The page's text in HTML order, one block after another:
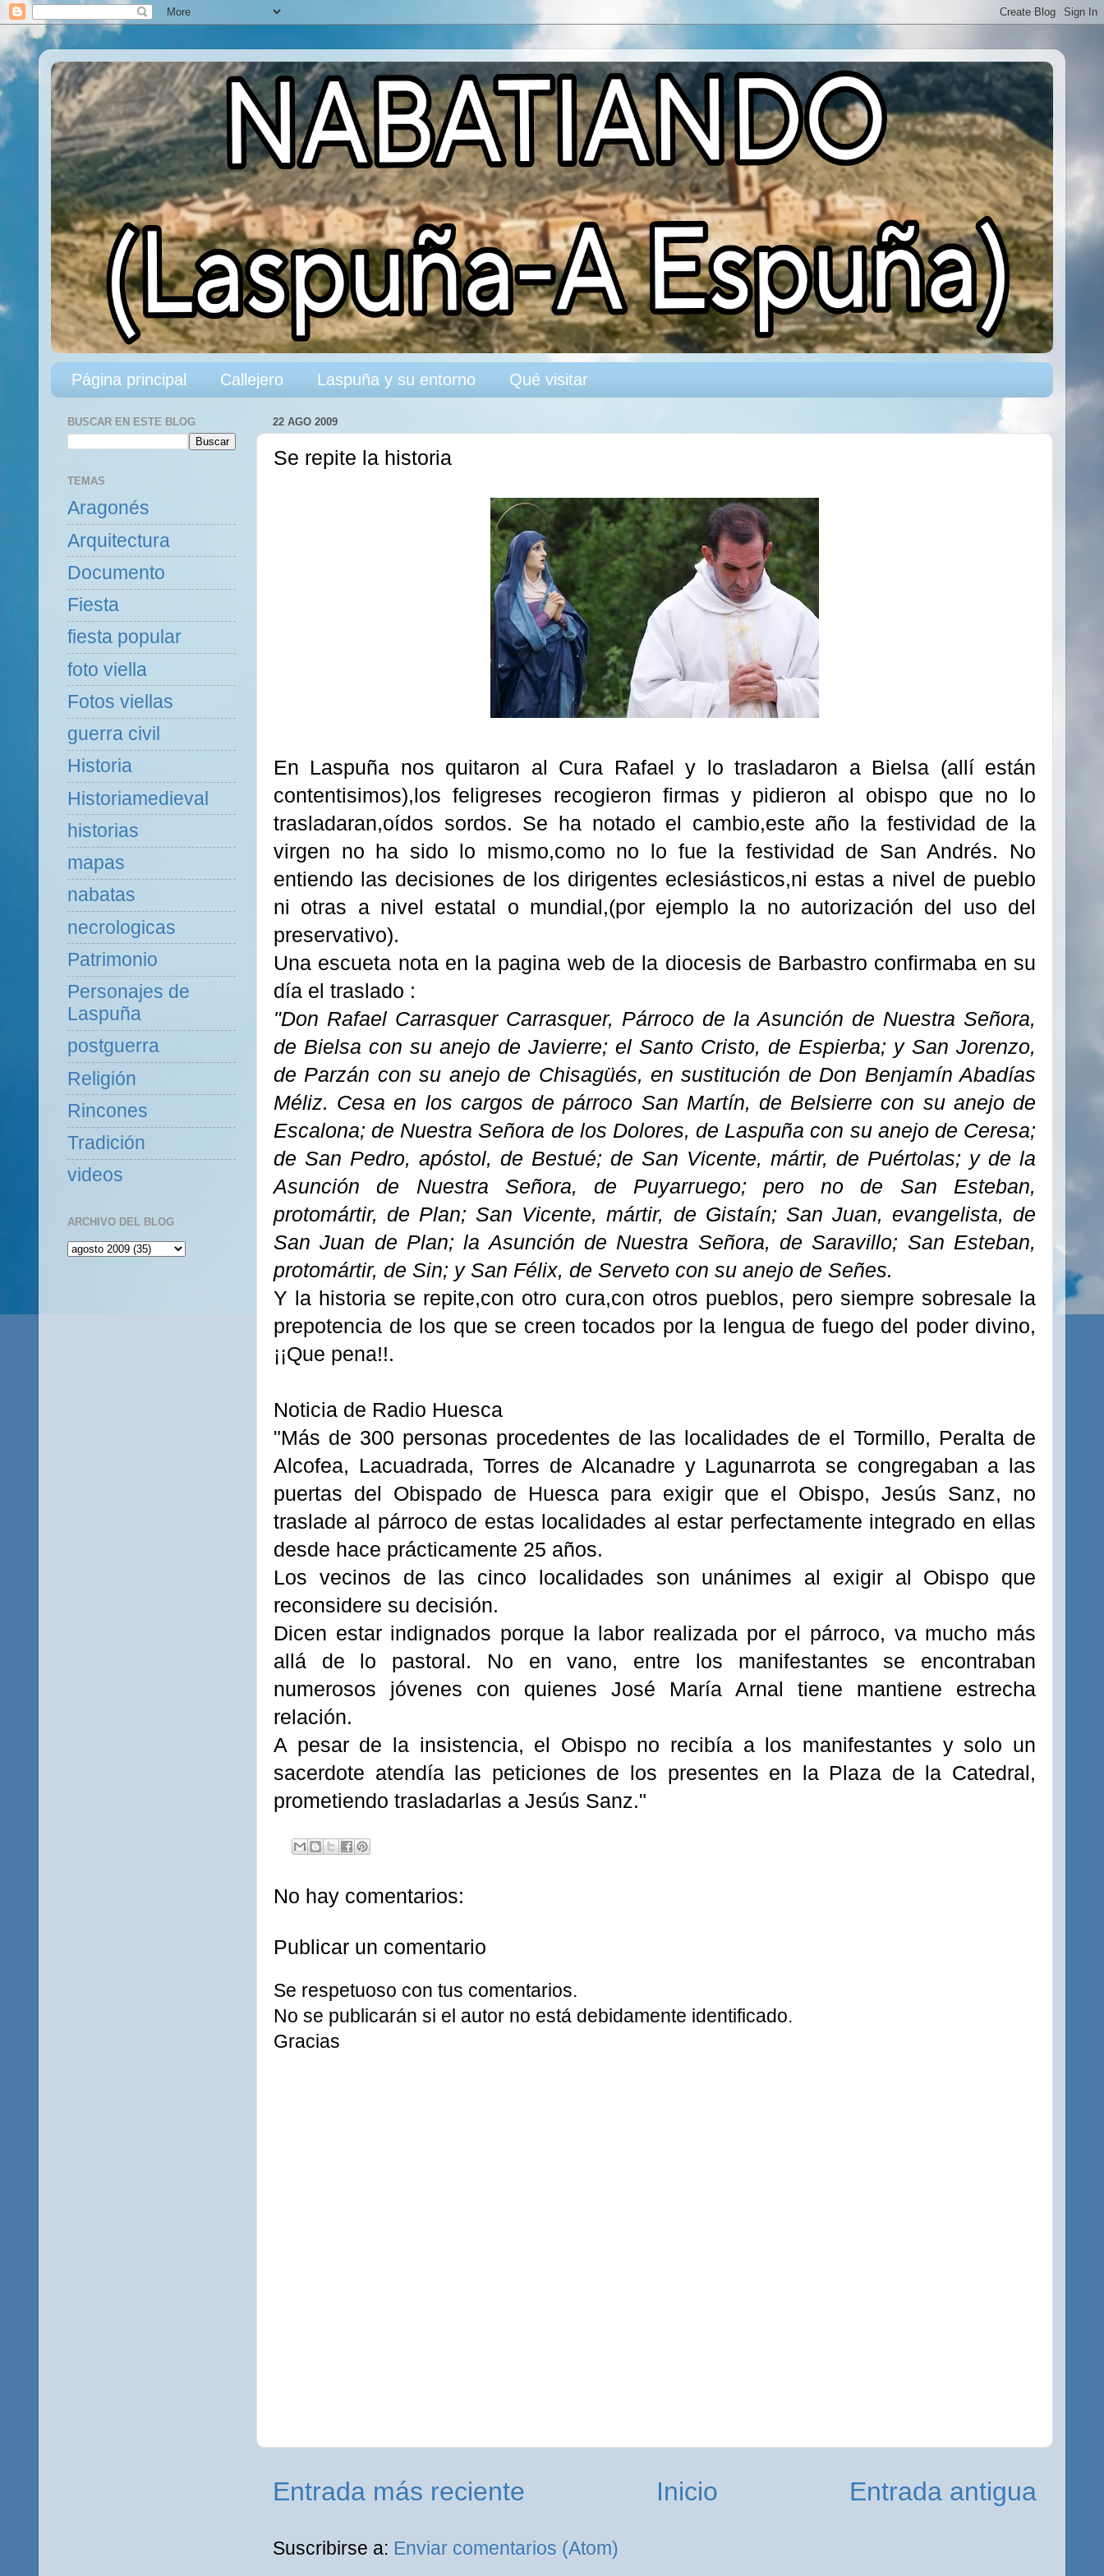
Página principal Callejero Laspuña y su entorno Qué visitar
22 AGO 2009
Se repite la historia
En Laspuña nos quitaron al Cura Rafael y lo trasladaron a Bielsa (allí están
contentisimos),los feligreses recogieron firmas y pidieron al obispo que no lo
trasladaran,oídos sordos. Se ha notado el cambio,este año la festividad de la
virgen no ha sido lo mismo,como no lo fue la festividad de SanAndrés. No
entiendo las decisiones de los dirigentes eclesiásticos,ni estas a nivel de pueblo
ni otras a nivel estatal o mundial,(por ejemplo la no autorización del uso del
preservativo).
Una escueta nota en la pagina web de la diocesis de Barbastro confirmaba en su
día el traslado :
"Don Rafael Carrasquer Carrasquer, Párroco de la Asunción de Nuestra Señora,
de Bielsa con su anejo de Javierre; el Santo Cristo, de Espierba; y San Jorenzo,
de Parzán con su anejo de Chisagüés, en sustitución de Don Benjamín Abadías
Méliz. Cesa en los cargos de párroco San Martín, de Belsierre con su anejo de
Escalona; de Nuestra Señora de los Dolores, de Laspuña con su anejo de Ceresa;
de San Pedro, apóstol, de Bestué; de San Vicente, mártir, de Puértolas; y de la
Asunción de Nuestra Señora, de Puyarruego; pero no de San Esteban,
protomártir, de Plan; San Vicente, mártir, de Gistaín; San Juan, evangelista, de
San Juan de Plan; la Asunción de Nuestra Señora, de Saravillo; San Esteban,
protomártir, de Sin; y San Félix, de Serveto con su anejo de Señes.
Y la historia se repite,con otro cura,con otros pueblos, pero siempre sobresale la
prepotencia de los que se creen tocados por la lengua de fuego del poder divino,
¡¡Que pena!!.
Noticia de Radio Huesca
"Más de 300 personas procedentes de las localidades de elTormillo, Peralta de
Alcofea, Lacuadrada, Torres de Alcanadre y Lagunarrota se congregaban a las
puertas del Obispado de Huesca para exigir que el Obispo, Jesús Sanz, no
traslade al párroco de estas localidades al estar perfectamente integrado en ellas
desde hace prácticamente 25 años.
Los vecinos de las cinco localidades son unánimes al exigir al Obispo que
reconsidere su decisión.
Dicen estar indignados porque la labor realizada por el párroco, va mucho más
allá de lo pastoral. No en vano, entre los manifestantes se encontraban
numerosos jóvenes con quienes José María Arnal
tiene mantiene estrecha
relación.
A pesar de la insistencia, el Obispo no recibía a los manifestantes y solo un
sacerdote atendía las peticiones de los presentes en la Plaza de la Catedral,
prometiendo trasladarlas a Jesús Sanz."
No hay comentarios:
Publicar un comentario
Se respetuoso con tus comentarios.
No se publicarán si el autor no está debidamente identificado.
Gracias
Entrada más reciente Entrada antigua
Inicio
Suscribirse a: Enviar comentarios (Atom)
BUSCAR EN ESTE BLOG
TEMAS
Aragonés
Arquitectura
Documento
Fiesta
fiesta popular
foto viella
Fotos viellas
guerra civil
Historia
Historiamedieval
historias
mapas
nabatas
necrologicas
Patrimonio
Personajes de
Laspuña
postguerra
Religión
Rincones
Tradición
videos
ARCHIVO DEL BLOG